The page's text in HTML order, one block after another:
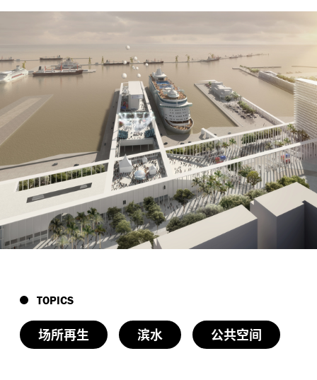
TOPICS
场所再生 滨水 公共空间